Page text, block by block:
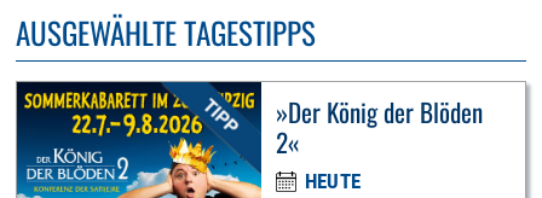
AUSGEWÄHLTE TAGESTIPPS
»Der König der Blöden
2«
HEUTE